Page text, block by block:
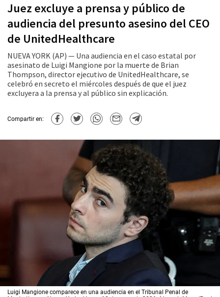
Juez excluye a prensa y público de
audiencia del presunto asesino del CEO
de UnitedHealthcare
NUEVA YORK (AP) — Una audiencia en el caso estatal por
asesinato de Luigi Mangione por la muerte de Brian
Thompson, director ejecutivo de UnitedHealthcare, se
celebró en secreto el miércoles después de que el juez
excluyera a la prensa y al público sin explicación.
Compartir en:
Luigi Mangione comparece en una audiencia en el Tribunal Penal de